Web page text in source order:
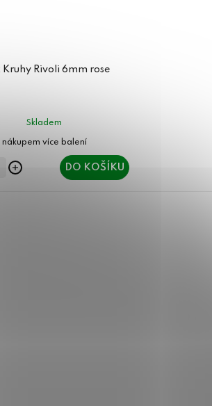
Kruhy Rivoli 6mm rose
Skladem
DO KOŠÍKU